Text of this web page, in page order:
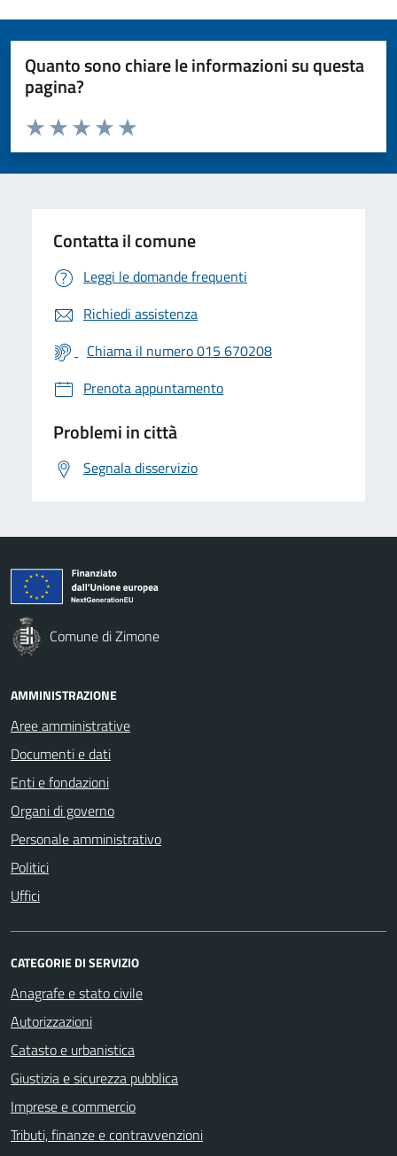
Quanto sono chiare le informazioni su questa
pagina?
Valuta da 1 a 5 stelle la pagina
Valuta 5 stelle su 5
Valuta 4 stelle su 5
Valuta 3 stelle su 5
Valuta 2 stelle su 5
Valuta 1 stelle su 5
Contatta il comune
Leggi le domande frequenti
Richiedi assistenza
Chiama il numero 015 670208
Prenota appuntamento
Problemi in città
Segnala disservizio
Comune di Zimone
AMMINISTRAZIONE
Aree amministrative
Documenti e dati
Enti e fondazioni
Organi di governo
Personale amministrativo
Politici
Uffici
CATEGORIE DI SERVIZIO
Anagrafe e stato civile
Autorizzazioni
Catasto e urbanistica
Giustizia e sicurezza pubblica
Imprese e commercio
Tributi, finanze e contravvenzioni